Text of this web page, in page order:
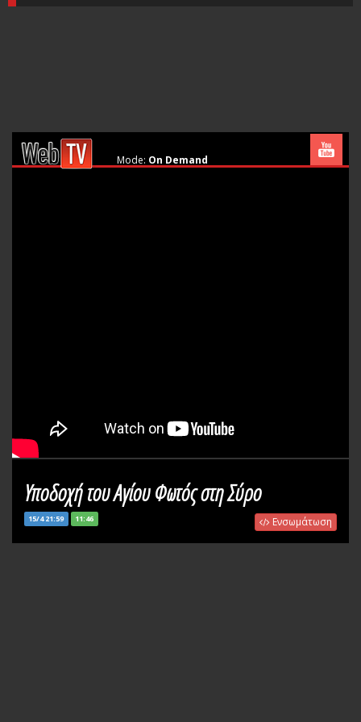
Mode: On Demand
Υποδοχή του Αγίου Φωτός στη Σύρο
15/4 21:59 11:46 Ενσωμάτωση